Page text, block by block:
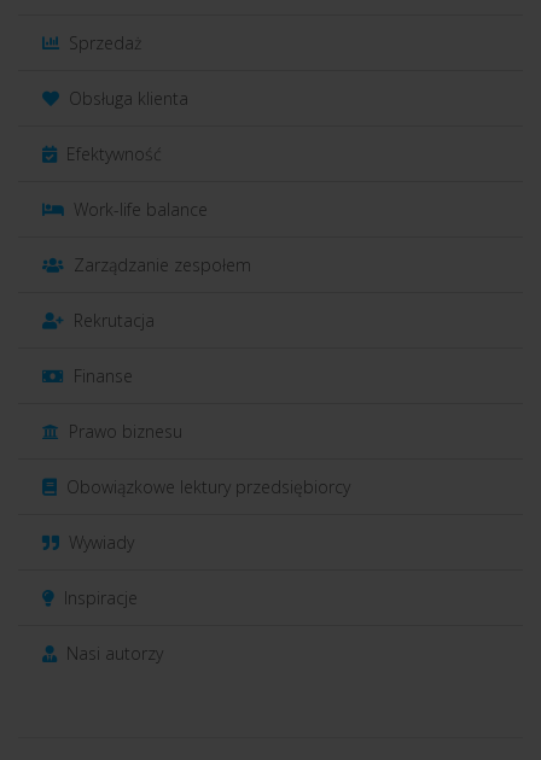
Sprzedaż
Obsługa klienta
Efektywność
Work-life balance
Zarządzanie zespołem
Rekrutacja
Finanse
Prawo biznesu
Obowiązkowe lektury przedsiębiorcy
Wywiady
Inspiracje
Nasi autorzy